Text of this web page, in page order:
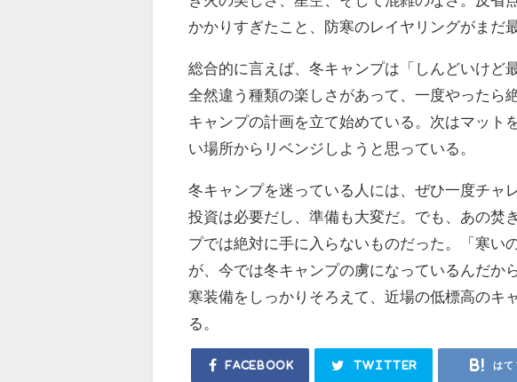
かかりすぎたこと、防寒のレイヤリングがまだ
総合的に言えば、冬キャンプは「しんどいけど
全然違う種類の楽しさがあって、一度やったら
キャンプの計画を立て始めている。次はマット
い場所からリベンジしようと思っている。
冬キャンプを迷っている人には、ぜひ一度チャ
投資は必要だし、準備も大変だ。でも、あの焚
プでは絶対に手に入らないものだった。「寒い
が、今では冬キャンプの虜になっているんだか
寒装備をしっかりそろえて、近場の低標高のキ
る。
Facebook Twitter はて